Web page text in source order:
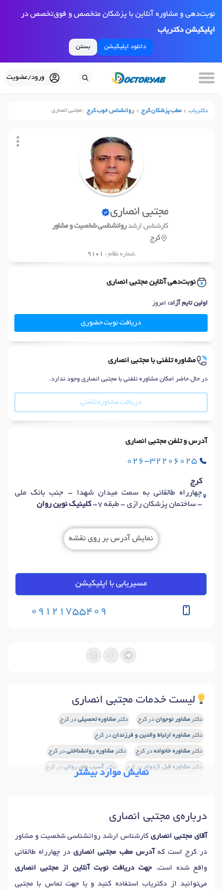
نوبت‌دهی و مشاوره آنلاین با پزشکان متخصص و فوق‌تخصص در
اپلیکیشن دکتریاب
دانلود اپلیکیشن بستن
ورود/عضویت
دکتریاب مطب پزشکان کرج روانشناس خوب کرج مجتبی انصاری
مجتبی انصاری
کارشناس ارشدروانشناسی شخصیت و مشاور
کرج
شماره نظام : 9101
نوبت‌دهی آنلاین مجتبی انصاری
اولین تایم آزاد: امروز
دریافت نوبت حضوری
مشاوره تلفنی با مجتبی انصاری
در حال حاضر امکان مشاوره تلفنی با مجتبی انصاری وجود ندارد.
دریافت مشاوره تلفنی
آدرس و تلفن مجتبی انصاری
026-32206025
کرج
چهارراه طالقانی به سمت میدان شهدا - جنب بانک ملی
- ساختمان پزشکان رازی - طبقه 7-
کلینیک نوین روان
نمایش آدرس بر روی نقشه
مسیریابی با اپلیکیشن
09121755409
لیست خدمات مجتبی انصاری
دکترمشاور نوجوان در کرج دکترمشاوره تحصیلی در کرج
دکترمشاوره ارتباط والدین و فرزندان در کرج
دکترمشاوره خانواده در کرج دکترمشاوره روانشناختی در کرج
دکترمشاوره قبل ازدواج در کرج دکتر آسیب های روانی در کرج
دکتر مشاوره خیانتدر کرج دکتر مشاوره زناشویی
نمایش موارد بیشتر
درباره‌ی مجتبی انصاری
آقای مجتبی انصاری کارشناس ارشد روانشناسی شخصیت و مشاور
در کرج است که آدرس مطب مجتبی انصاریدر چهارراه طالقانی
واقع شده است.جهت دریافت نوبت آنلاین از مجتبی انصاری
می‌توانید از دکتریاب استفاده کنید و یا جهت تماس با مجتبی